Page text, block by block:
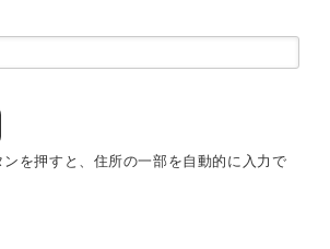
ンを押すと、住所の一部を自動的に入力で